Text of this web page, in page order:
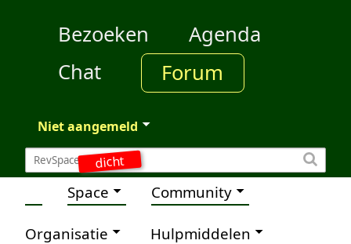
dicht
Bezoeken
Agenda
Chat
Forum
Niet aangemeld
Space Community
Organisatie Hulpmiddelen